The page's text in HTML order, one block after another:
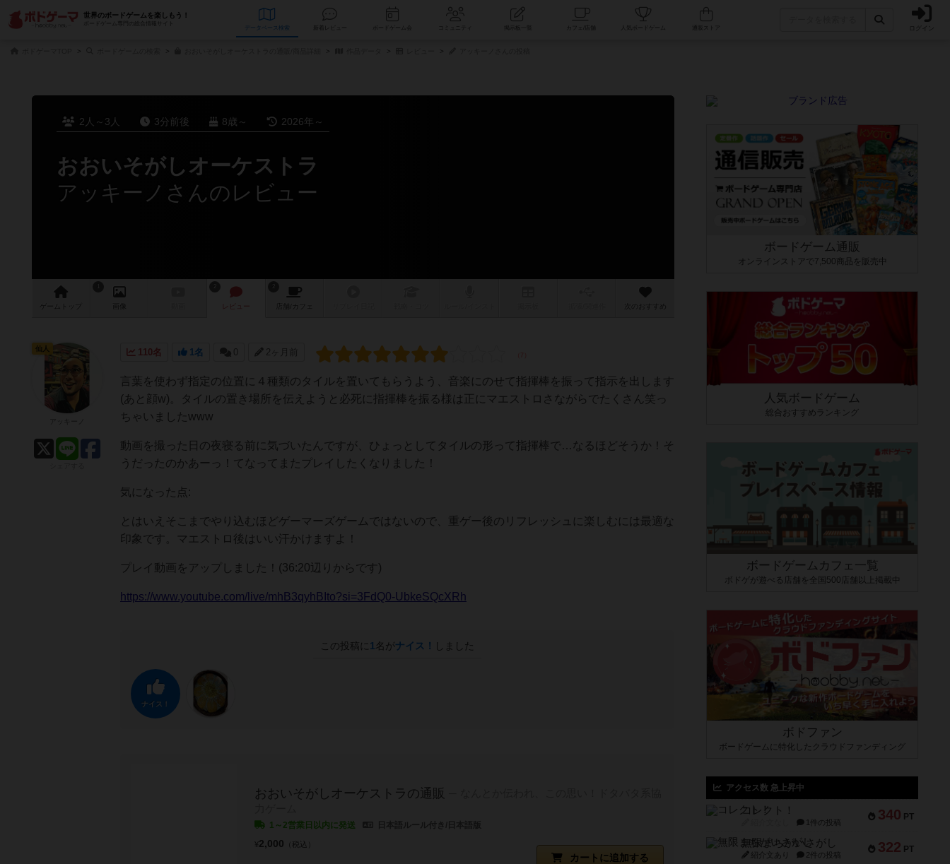
世界のボードゲームを楽しもう！
ボードゲーム専門の総合情報サイト
データベース コミュニティ 人気ボードゲーム ログイン
2人～3人 3分前後 8歳～ 2026年～
おおいそがしオーケストラ
アッキーノさんのレビュー
ゲーム 画像 レビュー 店舗/ カフェ 次のおすすめ
110名 1名 0 2ヶ月前
言葉を使わず指定の位置に４種類のタイルを置いてもらうよう、音楽にのせて指揮棒を振って指示を出します
(あと顔w)。タイルの置き場所を伝えようと必死に指揮棒を振る様は正にマエストロさながらでたくさん笑っ
ちゃいましたwww
動画を撮った日の夜寝る前に気づいたんですが、ひょっとしてタイルの形って指揮棒で…なるほどそうか！そ
うだったのかあーっ！てなってまたプレイしたくなりました！
気になった点:
とはいえそこまでやり込むほどゲーマーズゲームではないので、重ゲー後のリフレッシュに楽しむには最適な
印象です。マエストロ後はいい汗かけますよ！
プレイ動画をアップしました！(36:20辺りからです)
https://www.youtube.com/live/mhB3qyhBIto?si=3FdQ0-UbkeSQcXRh
この投稿に 1 名がナイス！ しました
ナイス！
おおいそがしオーケストラの通販
1～2営業日以内に発送
カートに追加する
¥2,000 （税込）
仙人
ボードゲーム通販
オンラインストアで7,500商品を販売中
人気ボードゲーム
総合おすすめランキング
ボードゲームカフェ一覧
ボドゲが遊べる店舗を全国500店舗以上掲載中
ボドファン
ボードゲームに特化したクラウドファンディング
アクセス数 急上昇中
340 PT
コレクト！
1件の投稿
322 PT
無限まちがいさがし
紹介文あり 2件の投稿